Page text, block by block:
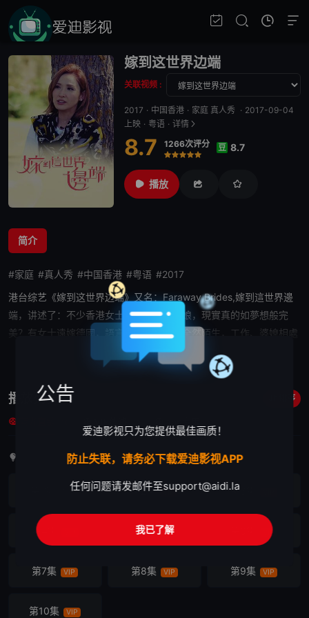
嫁到这世界边端
关联视频 :
2017 · 中国香港 · 家庭 真人秀 · 2017-09-04
上映 · 粤语 · 详情
8.7 1266次评分
很差
较差还行推荐力荐
豆 8.7
播放
简介
#家庭 #真人秀 #中国香港 #粤语 #2017
港台综艺《嫁到这世界边端》又名：Faraway Brides,嫁到這世界邊
端，讲述了：不少香港女士夢想做過埠新娘，現實真的如夢想般完
美？有女士遠嫁德國，語言、文化、人脈全然陌生，工作、婆媳相處
困難重重；有女士經歷人生谷底時，遇到一名丹麥男子，被他感動嫁
到彼邦，想不到當地人歧視華人，自己成為了不受歡迎的人！體驗過
嫁到這世界邊端的傷痛，是甚麼令她們甘願繼續「捱」下去，為愛情
狠狠賭一把？陳貝兒與這些主角促膝詳談，挖開她們深藏心底的心
聲。有人不介意異地姊弟戀，願意放棄香港的優渥生活，主動追求泰
時遇到心儀對象，認定是上天註定的異地姻緣，跟隨命運指引嫁到阿
 展开
播放列表 排序
首集免费，其余剧集需VIP观看
首免 第2集 VIP 第3集
第4集 第5集 VIP VIP
第7集 VIP 第8集 VIP 第9集 VIP
第10集 VIP
公告
爱迪影视只为您提供最佳画质！
防止失联，请务必下载爱迪影视APP
任何问题请发邮件至support@aidi.la
我已了解